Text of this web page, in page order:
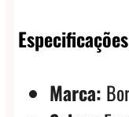
Marca: